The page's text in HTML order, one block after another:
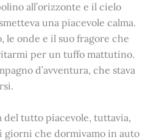
all’orizzonte e il cielo
una piacevole calma.
le onde e il suo fragore che
per un tuffo mattutino.
d’avventura, che stava
del tutto piacevole, tuttavia,
giorni che dormivamo in auto